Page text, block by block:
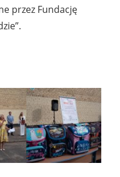
przez Fundację